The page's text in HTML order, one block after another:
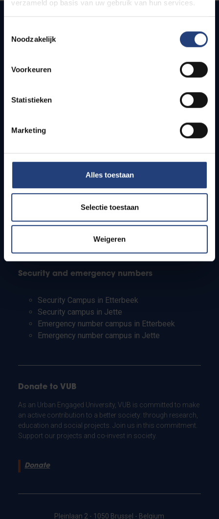
verzameld op basis van uw gebruik van hun services.
Noodzakelijk
Voorkeuren
Statistieken
Marketing
Alles toestaan
Selectie toestaan
Weigeren
Quick links
How to get to the VUB campuses
Students
PhD students
Teachers and secondary schools
Working students
Security and emergency numbers
Security Campus in Etterbeek
Security campus in Jette
Emergency number campus in Etterbeek
Emergency number campus in Jette
Donate to VUB
As an Urban Engaged University, VUB is committed to make
an active contribution to a better society: through research,
education and social projects. Join us in this commitment.
Support our projects and co-invest in society.
Donate
Pleinlaan 2 - 1050 Brussel - Belgium